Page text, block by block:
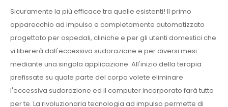
Sicuramente la più efficace tra quelle esistenti! Il primo
apparecchio ad impulso e completamente automatizzato
progettato per ospedali, cliniche e per gli utenti domestici che
vi libererà dall'eccessiva sudorazione e per diversi mesi
mediante una singola applicazione. All'inizio della terapia
prefissate su quale parte del corpo volete eliminare
l'eccessiva sudorazione ed il computer incorporato farà tutto
per te. La rivoluzionaria tecnologia ad impulso permette di